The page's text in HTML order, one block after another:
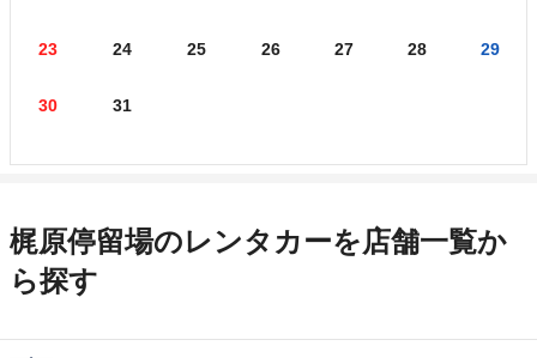
23 24 25 26 27 28 29
30 31
梶原停留場のレンタカーを店舗一覧か
ら探す